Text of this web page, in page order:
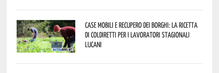
Case mobili e recupero dei borghi: la ricetta
di Coldiretti per i lavoratori stagionali
lucani